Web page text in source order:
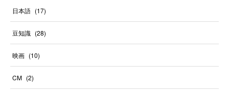
日本語 (17)
豆知識 (28)
映画 (10)
CM (2)